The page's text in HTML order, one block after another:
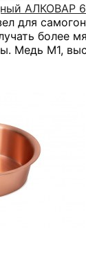
АЛКОВАР
для
более
Медь М1,